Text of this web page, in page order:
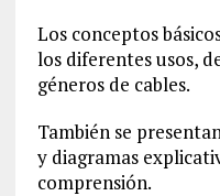
Los conceptos
los diferentes usos,
géneros de cables.
También se
y diagramas
comprensión.